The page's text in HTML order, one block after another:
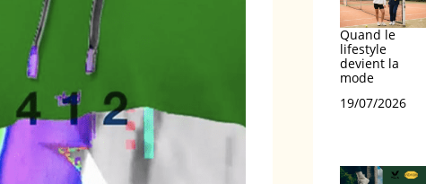
Quand le
lifestyle
devient la
mode
Date
19/07/2026